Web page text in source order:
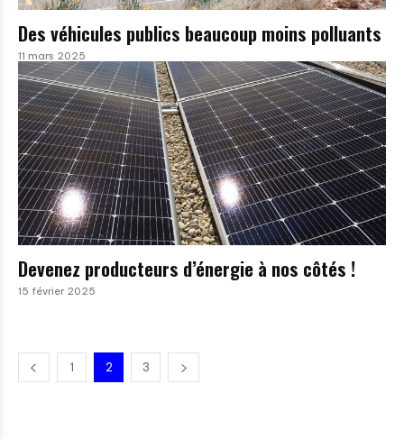
Des véhicules publics beaucoup moins polluants
11 mars 2025
Devenez producteurs d’énergie à nos côtés !
15 février 2025
1 2 3